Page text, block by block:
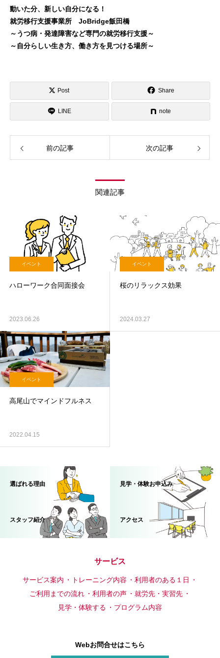
動いた分、新しい自分になる！
就労移行支援事業所 JoBridge飯田橋
～うつ病・発達障害など専門の就労移行支援～
～自分らしい生き方、働き方を見つける場所～
Post Share
LINE note
前の記事 次の記事
関連記事
イベント
ハローワーク合同面接会
2023.06.26
イベント
桜のリラックス効果
2024.03.27
イベント
高尾山でマインドフルネス
2022.04.15
選ばれる理由 見学・体験お申込み
スタッフ紹介 アクセス
サービス
サービス案内 トレーニング内容
利用者のある１日
ご利用までの流れ
利用者の声
就労先・実習先
見学・体験する
プログラム内容
Webお問合せはこちら